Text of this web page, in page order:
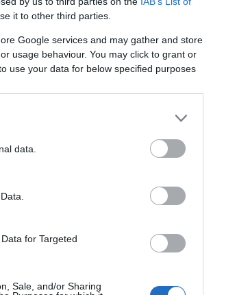
it to other third parties.
Google services and may gather and store
usage behaviour. You may click to grant or
use your data for below specified purposes
data.
for Targeted
Sale, and/or Sharing
la peau pour vous